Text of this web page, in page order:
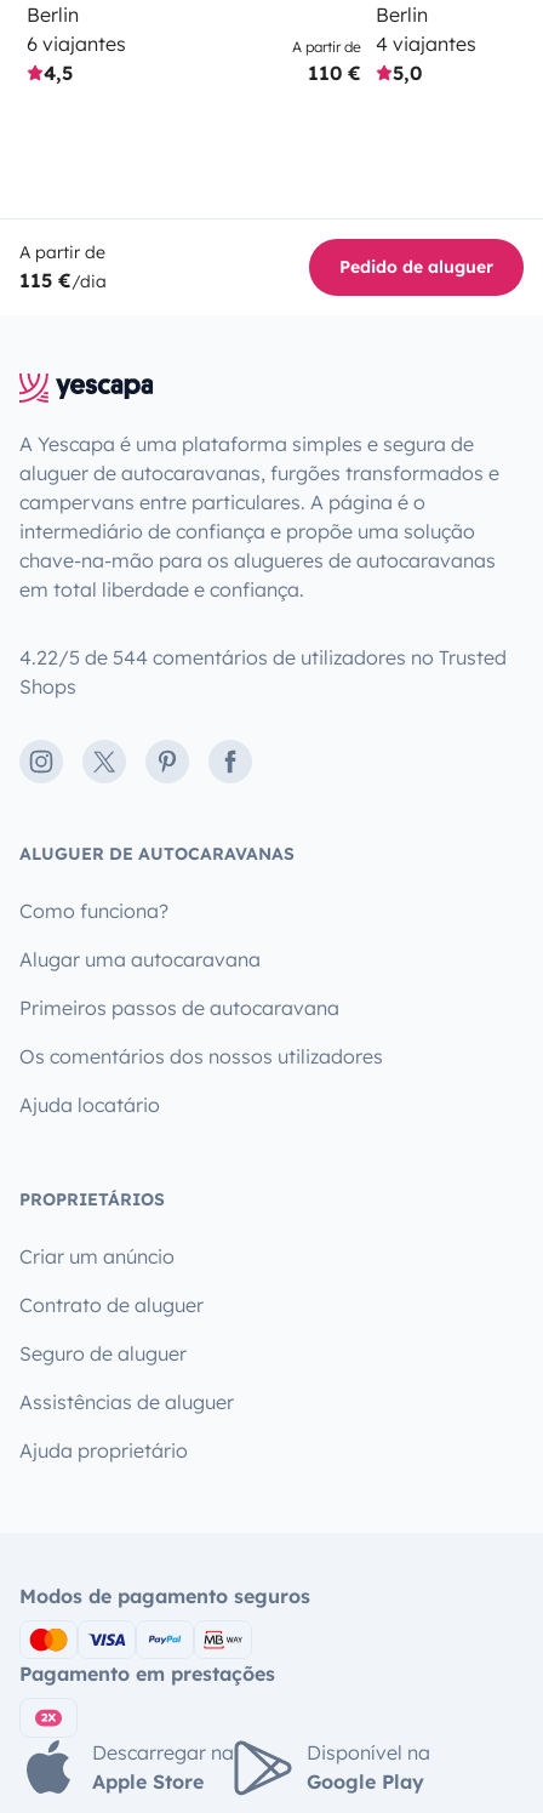
Berlin
6 viajantes
4,5
A partir de
110 €
Berlin
4 viajantes
5,0
A partir de
115 €/dia
Pedido de aluguer
A Yescapa é uma plataforma simples e segura de
aluguer de autocaravanas, furgões transformados e
campervans entre particulares. A página é o
intermediário de confiança e propõe uma solução
chave-na-mão para os alugueres de autocaravanas
em total liberdade e confiança.
4.22/5 de 544 comentários de utilizadores no Trusted
Shops
Instagram
X PinterestFacebook
ALUGUER DE AUTOCARAVANAS
Como funciona?
Alugar uma autocaravana
Primeiros passos de autocaravana
Os comentários dos nossos utilizadores
Ajuda locatário
PROPRIETÁRIOS
Criar um anúncio
Contrato de aluguer
Seguro de aluguer
Assistências de aluguer
Ajuda proprietário
Modos de pagamento seguros
Pagamento em prestações
Descarregar na
Apple Store
Disponível na
Google Play